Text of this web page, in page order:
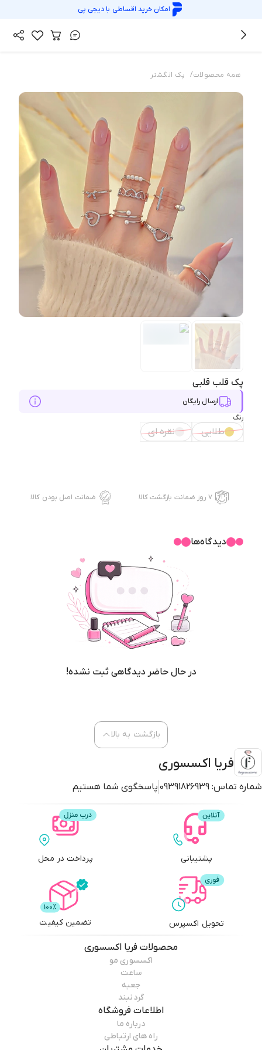
امکان خرید اقساطی بادیجی پی
همه محصولات/ پک انگشتر
پک قلب قلبی
ارسال رایگان
رنگ
طلایی نقره ای
۷ روز ضمانت بازگشت کالا ضمانت اصل بودن کالا
دیدگاه‌ها
در حال حاضر دیدگاهی ثبت نشده!
فریا اکسسوری
شماره تماس: 09391826939 پاسخگوی شما هستیم
بازگشت به بالا
پشتیبانی پرداخت در محل
تحویل اکسپرس تضمین کیفیت
محصولات فریا اکسسوری
اکسسوری مو
ساعت
جعبه
گردنبند
اطلاعات فروشگاه
درباره ما
راه های ارتباطی